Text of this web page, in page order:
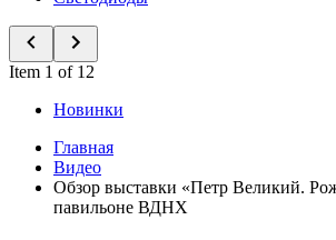
Item 1 of 12
Новинки
Главная
Видео
Обзор выставки «Петр Великий.
павильоне ВДНХ